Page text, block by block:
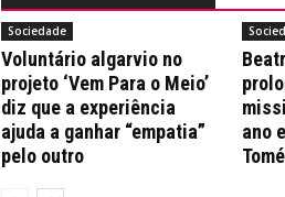
Sociedade
Voluntário algarvio no
projeto ‘Vem Para o Meio’
diz que a experiência
ajuda a ganhar “empatia”
pelo outro
ano